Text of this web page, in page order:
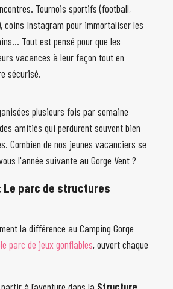
Tournois sportifs (football,
coins Instagram pour immortaliser les
Tout est pensé pour que les
vacances à leur façon tout en
sécurisé.
amitiés qui perdurent souvent bien
Combien de nos jeunes vacanciers se
l'année suivante au Gorge Vent ?
parc de jeux gonflables, ouvert chaque